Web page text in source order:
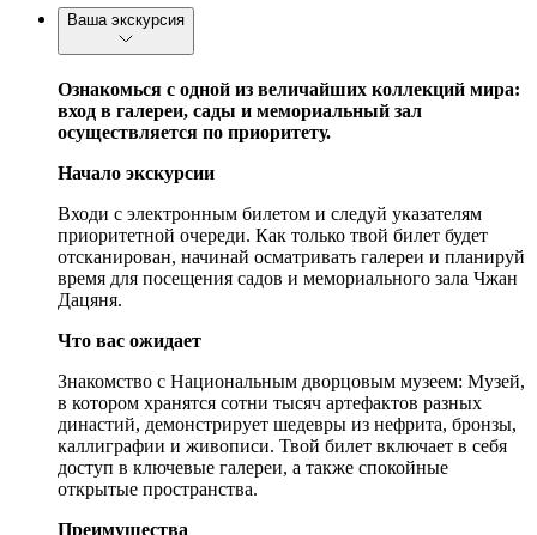
Ваша экскурсия
Ознакомься с одной из величайших коллекций мира:
вход в галереи, сады и мемориальный зал
осуществляется по приоритету.
Начало экскурсии
Входи с электронным билетом и следуй указателям
приоритетной очереди. Как только твой билет будет
отсканирован, начинай осматривать галереи и планируй
время для посещения садов и мемориального зала Чжан
Дацяня.
Что вас ожидает
Знакомство с Национальным дворцовым музеем: Музей,
в котором хранятся сотни тысяч артефактов разных
династий, демонстрирует шедевры из нефрита, бронзы,
каллиграфии и живописи. Твой билет включает в себя
доступ в ключевые галереи, а также спокойные
открытые пространства.
Преимущества